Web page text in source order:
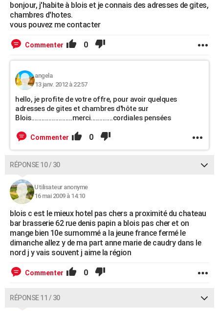
bonjour, j'habite à blois et je connais des adresses de gites,
chambres d'hotes.
vous pouvez me contacter
Commenter 0
angela
13 janv. 2012 à 22:57
hello, je profite de votre offre, pour avoir quelques
adresses de gites et chambres d'hôte sur
Blois........................merci.............cordiales pensées
Commenter 0
RÉPONSE 10 / 30
Utilisateur anonyme
16 mai 2009 à 14:10
blois c est le mieux hotel pas chers a proximité du chateau
bar brasserie 62 rue denis papin a blois pas cher et on
mange bien 10e surnommé a la jeune france fermé le
dimanche allez y de ma part anne marie de caudry dans le
nord j y vais souvent j aime la région
Commenter 0
RÉPONSE 11 / 30